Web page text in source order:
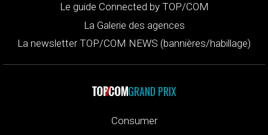
Le guide Connected by TOP/COM
La Galerie des agences
La newsletter TOP/COM NEWS (bannières/habillage)
GRAND PRIX
Consumer